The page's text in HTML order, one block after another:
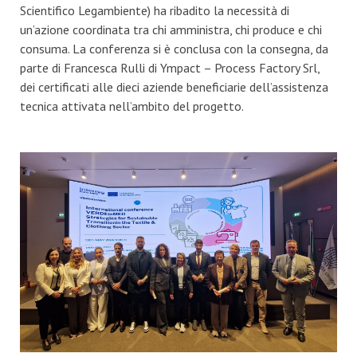
Scientifico Legambiente) ha ribadito la necessità di
un’azione coordinata tra chi amministra, chi produce e chi
consuma. La conferenza si è conclusa con la consegna, da
parte di Francesca Rulli di Ympact – Process Factory Srl,
dei certificati alle dieci aziende beneficiarie dell’assistenza
tecnica attivata nell’ambito del progetto.